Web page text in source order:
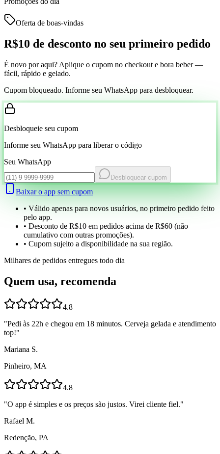
Oferta de boas-vindas
R$10 de desconto no seu primeiro pedido
É novo por aqui? Aplique o cupom no checkout e bora beber —
fácil, rápido e gelado.
Cupom bloqueado. Informe seu WhatsApp para desbloquear.
Desbloqueie seu cupom
Informe seu WhatsApp para liberar o código
Seu WhatsApp
Desbloquear cupom
Baixar o app sem cupom
• Válido apenas para novos usuários, no primeiro pedido feito
pelo app.
• Desconto de R$10 em pedidos acima de R$60 (não
cumulativo com outras promoções).
• Cupom sujeito a disponibilidade na sua região.
Milhares de pedidos entregues todo dia
Quem usa, recomenda
4.8
"Pedi às 22h e chegou em 18 minutos. Cerveja gelada e atendimento
top!"
Mariana S.
Pinheiro, MA
4.8
"O app é simples e os preços são justos. Virei cliente fiel."
Rafael M.
Redenção, PA